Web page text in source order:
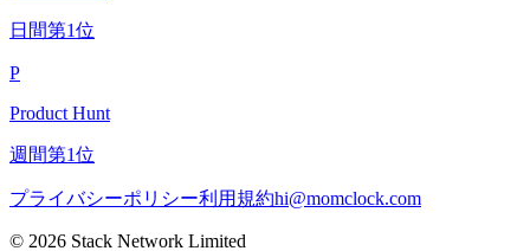
日間第1位
P
Product Hunt
週間第1位
プライバシーポリシー利用規約hi@momclock.com
© 2026 Stack Network Limited